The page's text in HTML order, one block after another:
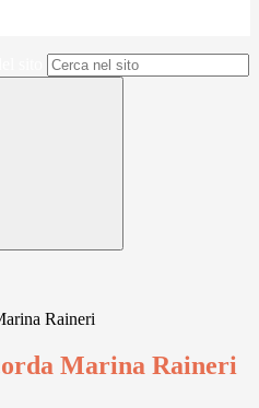
Raineri
Marina Raineri